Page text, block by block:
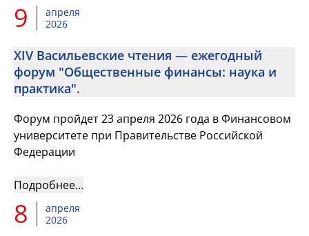
9
апреля
2026
XIV Васильевские чтения — ежегодный
форум "Общественные финансы: наука и
практика".
Форум пройдет 23 апреля 2026 года в Финансовом
университете при Правительстве Российской
Федерации
Подробнее…
8
апреля
2026